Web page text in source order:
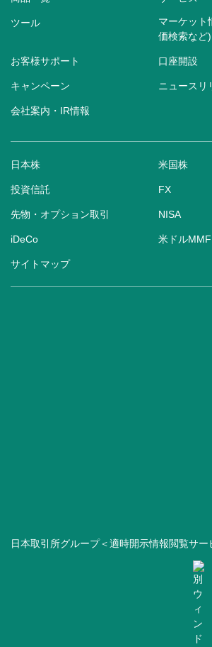
ツール
マーケット
価検索など)
お客様サポート 口座開設
キャンペーン ニュースリ
会社案内・IR情報
日本株 米国株
投資信託 FX
先物・オプション取引 NISA
iDeCo 米ドルMMF
サイトマップ
日本取引所グループ＜適時開示情報閲覧サー